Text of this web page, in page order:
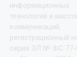
информационных
технологий и
коммуникаций,
регистрационный
серия ЭЛ № ФС 77-